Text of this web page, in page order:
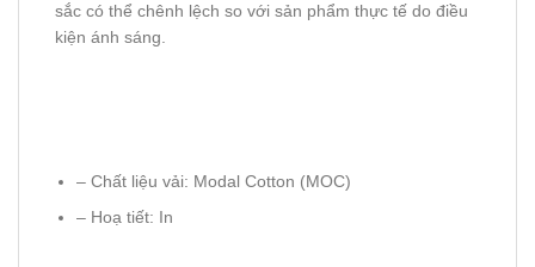
sắc có thể chênh lệch so với sản phẩm thực tế do điều
kiện ánh sáng.
– Chất liệu vải: Modal Cotton (MOC)
– Hoạ tiết: In